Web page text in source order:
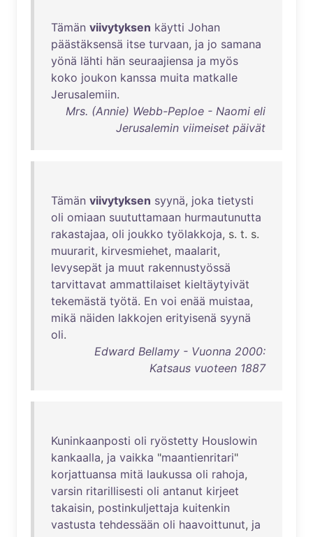
Tämän viivytyksen käytti Johan
päästäksensä itse turvaan, ja jo samana
yönä lähti hän seuraajiensa ja myös
koko joukon kanssa muita matkalle
Jerusalemiin.
Mrs. (Annie) Webb-Peploe - Naomi eli
Jerusalemin viimeiset päivät
Tämän viivytyksen syynä, joka tietysti
oli omiaan suututtamaan hurmautunutta
rakastajaa, oli joukko työlakkoja, s. t. s.
muurarit, kirvesmiehet, maalarit,
levysepät ja muut rakennustyössä
tarvittavat ammattilaiset kieltäytyivät
tekemästä työtä. En voi enää muistaa,
mikä näiden lakkojen erityisenä syynä
oli.
Edward Bellamy - Vuonna 2000:
Katsaus vuoteen 1887
Kuninkaanposti oli ryöstetty Houslowin
kankaalla, ja vaikka "maantienritari"
korjattuansa mitä laukussa oli rahoja,
varsin ritarillisesti oli antanut kirjeet
takaisin, postinkuljettaja kuitenkin
vastusta tehdessään oli haavoittunut, ja